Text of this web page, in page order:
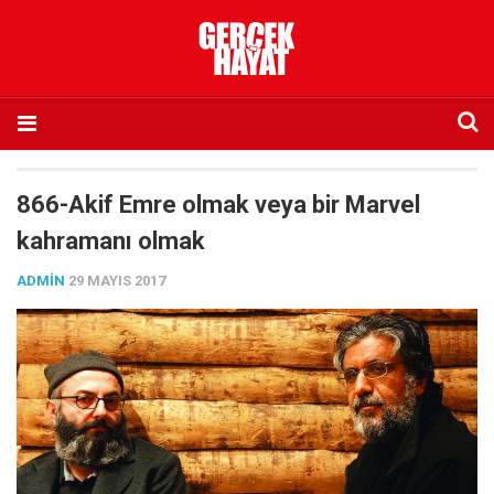
Hakkımızda
Künye
İletişim
Abone olmak istiyorum
Satış noktası listesi
Eksik sayıların temini
Sosyal Medya
Twitter
866-Akif Emre olmak veya bir Marvel
kahramanı olmak
ADMIN 29 MAYIS 2017